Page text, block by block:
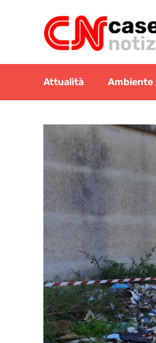
contenuto
Attualità Ambiente